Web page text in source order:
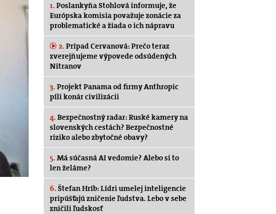
1. Poslankyňa Stohlová informuje, že
Európska komisia považuje zonácie za
problematické a žiada o ich nápravu
2. Prípad Cervanová: Prečo teraz
zverejňujeme výpovede odsúdených
Nitranov
3. Projekt Panama od firmy Anthropic
píli konár civilizácii
4. Bezpečnostný radar: Ruské kamery na
slovenských cestách? Bezpečnostné
riziko alebo zbytočné obavy?
5. Má súčasná AI vedomie? Alebo si to
len želáme?
6. Štefan Hríb: Lídri umelej inteligencie
pripúšťajú zničenie ľudstva. Lebo v sebe
zničili ľudskosť